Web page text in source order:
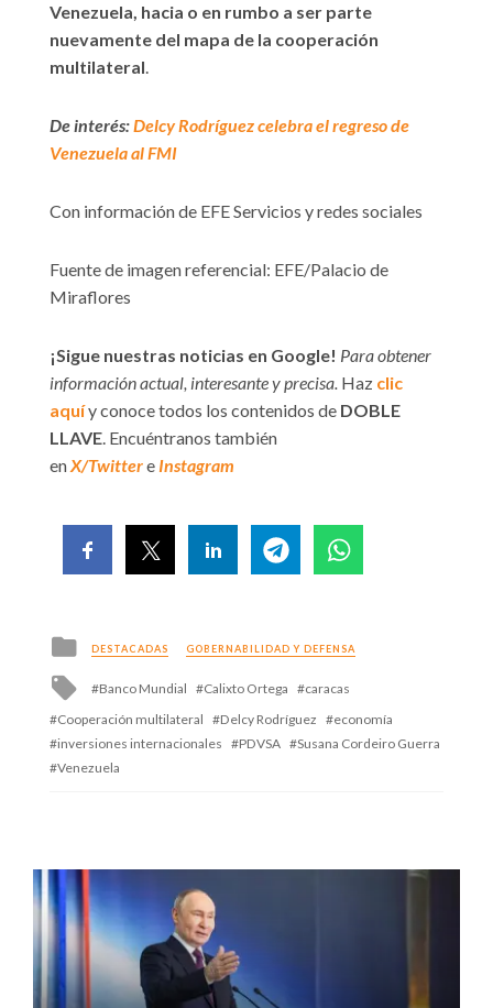
Venezuela, hacia o en rumbo a ser parte
nuevamente del mapa de la cooperación
multilateral.
De interés:Delcy Rodríguez celebra el regreso de
Venezuela al FMI
Con información de EFE Servicios y redes sociales
Fuente de imagen referencial: EFE/Palacio de
Miraflores
¡Sigue nuestras noticias en Google! Para obtener
información actual, interesante y precisa. Haz clic
aquíy conoce todos los contenidos de DOBLE
LLAVE. Encuéntranos también
enX/Twittere Instagram
Posted
in
DESTACADAS GOBERNABILIDAD Y DEFENSA
Tagged
with
Banco Mundial Calixto Ortega
caracas
Cooperación multilateral
Delcy Rodríguez
economía
inversiones internacionales
PDVSA
Susana Cordeiro Guerra
Venezuela